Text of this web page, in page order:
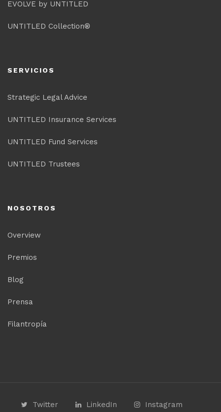
EVOLVE by UNTITLED
UNTITLED Collection®
SERVICIOS
Strategic Legal Advice
UNTITLED Insurance Services
UNTITLED Fund Services
UNTITLED Trustees
NOSOTROS
Overview
Premios
Blog
Prensa
Filantropía
Twitter LinkedIn Instagram